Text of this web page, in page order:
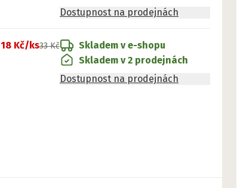
Dostupnost na prodejnách
18 Kč/ks33 Kč
Skladem v e-shopu
Skladem v 2 prodejnách
Dostupnost na prodejnách